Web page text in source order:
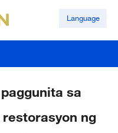
Language
sa
ng